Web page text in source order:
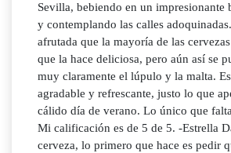
Sevilla, bebiendo en un impresionante
y contemplando las calles
afrutada que la mayoría de las
que la hace deliciosa, pero aún así se
muy claramente el lúpulo y la malta.
agradable y refrescante, justo lo que
cálido día de verano. Lo único que
Mi calificación es de 5 de 5. -Estrella
cerveza, lo primero que hace es pedir